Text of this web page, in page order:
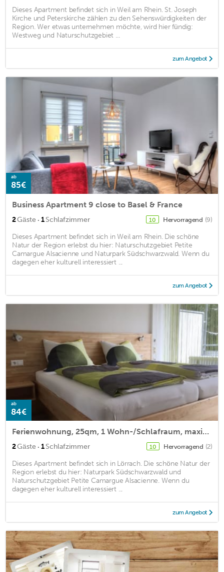
Dieses Apartment befindet sich in Weil am Rhein. St. Joseph
Kirche und Peterskirche zählen zu den Sehenswürdigkeiten der
Region. Wer etwas unternehmen möchte, wird hier fündig:
Westweg und Naturschutzgebiet ...
zum Angebot
ab
85€
Business Apartment 9 close to Basel & France
2Gäste · 1Schlafzimmer 10 Hervorragend (9)
Dieses Apartment befindet sich in Weil am Rhein. Die schöne
Natur der Region erlebst du hier: Naturschutzgebiet Petite
Camargue Alsacienne und Naturpark Südschwarzwald. Wenn du
dagegen eher kulturell interessiert ...
zum Angebot
ab
84€
Ferienwohnung, 25qm, 1 Wohn-/Schlafraum, maximal 2 Personen
2Gäste · 1Schlafzimmer 10 Hervorragend (2)
Dieses Apartment befindet sich in Lörrach. Die schöne Natur der
Region erlebst du hier: Naturpark Südschwarzwald und
Naturschutzgebiet Petite Camargue Alsacienne. Wenn du
dagegen eher kulturell interessiert ...
zum Angebot